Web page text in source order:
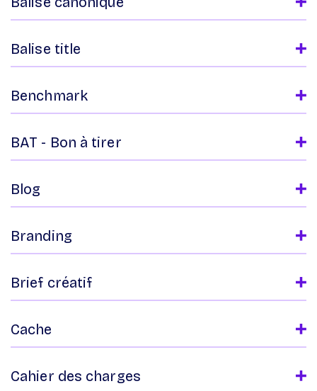
Balise title
Benchmark
BAT - Bon à tirer
Blog
Branding
Brief créatif
Cache
Cahier des charges